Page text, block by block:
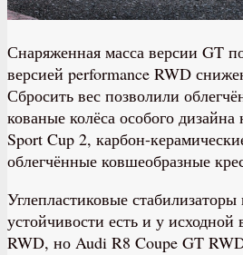
Снаряженная масса версии GT
версией performance RWD
Сбросить вес позволили
кованые колёса особого
Sport Cup 2, карбон-
облегчённые ковшеобразные
Углепластиковые
устойчивости есть и у исходной
RWD, но Audi R8 Coupe GT